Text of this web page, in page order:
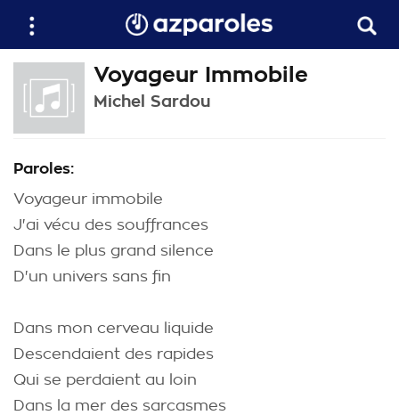
Voyageur Immobile
Michel Sardou
Paroles:
Voyageur immobile
J'ai vécu des souffrances
Dans le plus grand silence
D'un univers sans fin
Dans mon cerveau liquide
Descendaient des rapides
Qui se perdaient au loin
Dans la mer des sarcasmes